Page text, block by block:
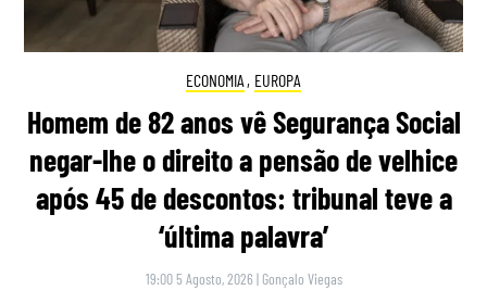
ECONOMIA , EUROPA
Homem de 82 anos vê Segurança Social
negar-lhe o direito a pensão de velhice
após 45 de descontos: tribunal teve a
‘última palavra’
19:00 5 Agosto, 2026 | Gonçalo Viegas